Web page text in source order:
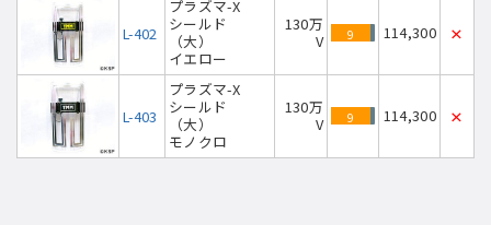
L-402
プラズマ-X
シールド
（大）
イエロー
130万
V
9 114,300 ×
L-403
プラズマ-X
シールド
（大）
モノクロ
130万
V
9 114,300 ×